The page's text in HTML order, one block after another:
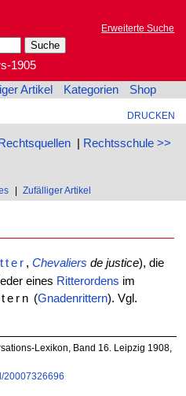
Erweiterte Suche
1905
Artikel Kategorien Shop
DRUCKEN
| Rechtsschule >>
Zufälliger Artikel
, Chevaliers de justice), die
eines Ritterordens im
(Gnadenrittern). Vgl.
Lexikon, Band 16. Leipzig 1908,
20007326696